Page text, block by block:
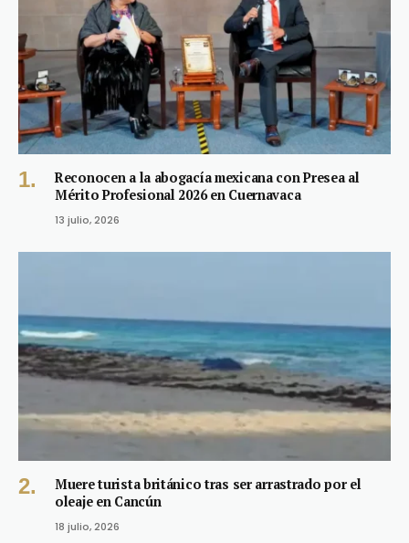
Reconocen a la abogacía mexicana con Presea al
Mérito Profesional 2026 en Cuernavaca
13 julio, 2026
Muere turista británico tras ser arrastrado por el
oleaje en Cancún
18 julio, 2026